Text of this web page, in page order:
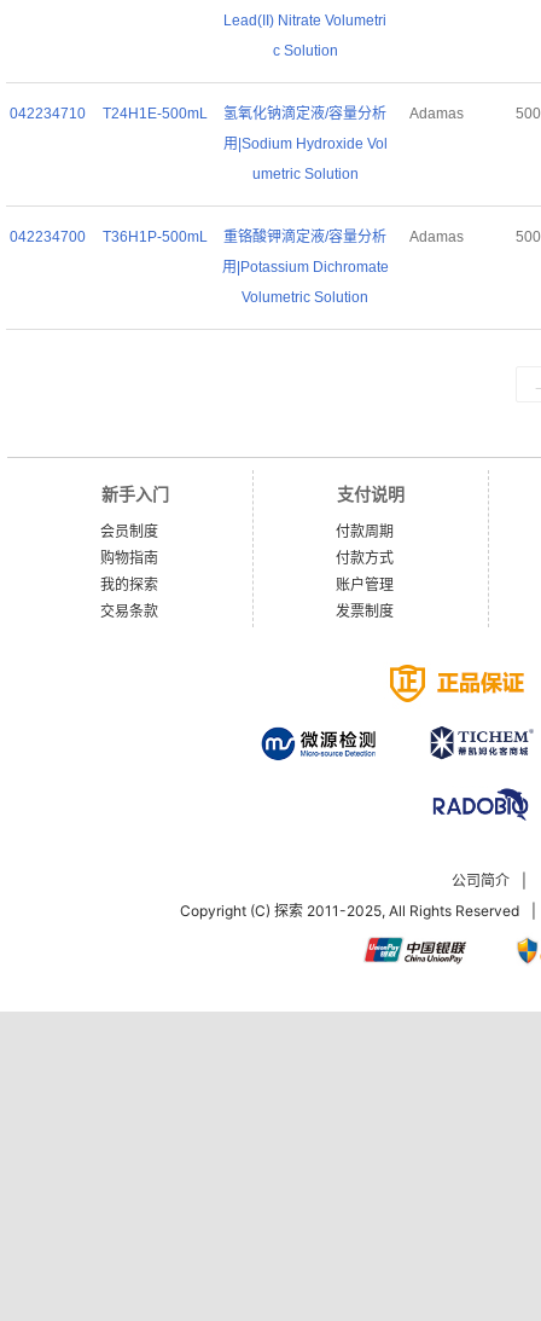
Lead(II) Nitrate Volumetri
c Solution
042234710 T24H1E-500mL
氢氧化钠滴定液/容量分析
用|Sodium Hydroxide Vol
umetric Solution
Adamas
042234700 T36H1P-500mL
重铬酸钾滴定液/容量分析
用|Potassium Dichromate
Volumetric Solution
Adamas
新手入门
会员制度
购物指南
我的探索
交易条款
支付说明
付款周期
付款方式
账户管理
发票制度
公司简介
Copyright (C) 探索 2011-2025, All Rights Reserved